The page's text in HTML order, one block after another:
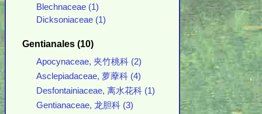
Blechnaceae (1)
Dicksoniaceae (1)
Gentianales (10)
Apocynaceae, 夹竹桃科 (2)
Asclepiadaceae, 萝藦科 (4)
Desfontainiaceae, 离水花科 (1)
Gentianaceae, 龙胆科 (3)